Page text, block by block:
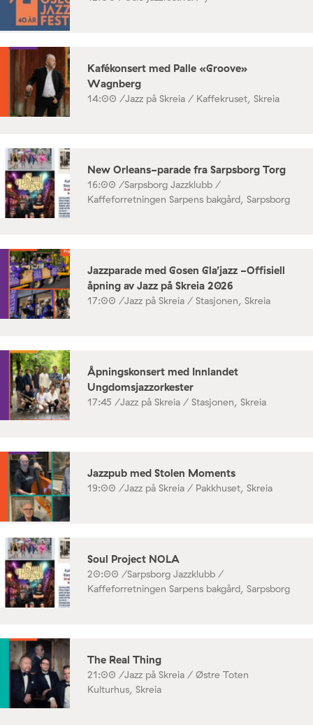
Kafékonsert med Palle «Groove»
Wagnberg
14:00 /Jazz på Skreia / Kaffekruset, Skreia
New Orleans-parade fra Sarpsborg Torg
16:00 /Sarpsborg Jazzklubb /
Kaffeforretningen Sarpens bakgård, Sarpsborg
Jazzparade med Gosen Gla’jazz -Offisiell
åpning av Jazz på Skreia 2026
17:00 /Jazz på Skreia / Stasjonen, Skreia
Åpningskonsert med Innlandet
Ungdomsjazzorkester
17:45 /Jazz på Skreia / Stasjonen, Skreia
Jazzpub med Stolen Moments
19:00 /Jazz på Skreia / Pakkhuset, Skreia
Soul Project NOLA
20:00 /Sarpsborg Jazzklubb /
Kaffeforretningen Sarpens bakgård, Sarpsborg
The Real Thing
21:00 /Jazz på Skreia / Østre Toten
Kulturhus, Skreia